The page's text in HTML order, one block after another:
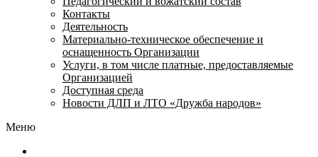
Контакты
Деятельность
Материально-техническое обеспечение и
оснащенность Организации
Услуги, в том числе платные, предоставляемые
Организацией
Доступная среда
Новости ДЛП и ЛТО «Дружба народов»
Меню